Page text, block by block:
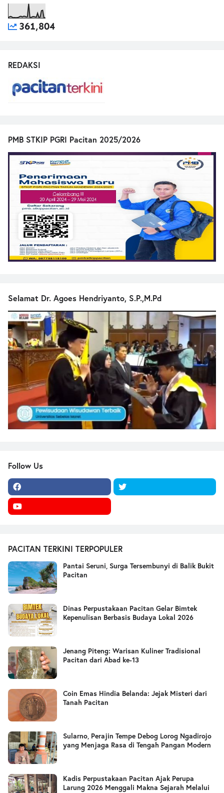
361,804
REDAKSI
PMB STKIP PGRI Pacitan 2025/2026
Selamat Dr. Agoes Hendriyanto, S.P.,M.Pd
Follow Us
PACITAN TERKINI TERPOPULER
Pantai Seruni, Surga Tersembunyi di Balik Bukit
Pacitan
Dinas Perpustakaan Pacitan Gelar Bimtek
Kepenulisan Berbasis Budaya Lokal 2026
Jenang Piteng: Warisan Kuliner Tradisional
Pacitan dari Abad ke-13
Coin Emas Hindia Belanda: Jejak Misteri dari
Tanah Pacitan
Sularno, Perajin Tempe Debog Lorog Ngadirojo
yang Menjaga Rasa di Tengah Pangan Modern
Kadis Perpustakaan Pacitan Ajak Perupa
Larung 2026 Menggali Makna Sejarah Melalui